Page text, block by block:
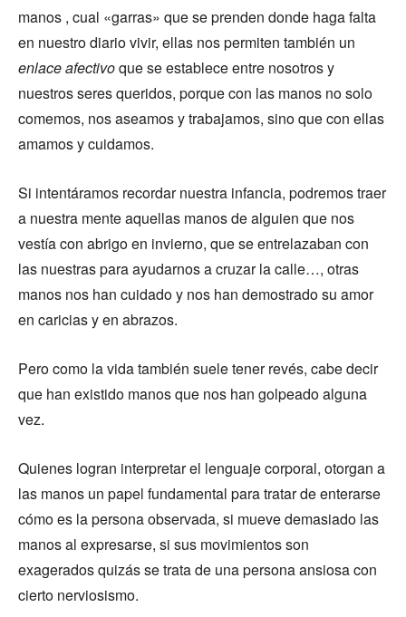
manos , cual «garras» que se prenden donde haga falta
en nuestro diario vivir, ellas nos permiten también un
enlace afectivoque se establece entre nosotros y
nuestros seres queridos, porque con las manos no solo
comemos, nos aseamos y trabajamos, sino que con ellas
amamos y cuidamos.
Si intentáramos recordar nuestra infancia, podremos traer
a nuestra mente aquellas manos de alguien que nos
vestía con abrigo en invierno, que se entrelazaban con
las nuestras para ayudarnos a cruzar la calle…, otras
manos nos han cuidado y nos han demostrado su amor
en caricias y en abrazos.
Pero como la vida también suele tener revés, cabe decir
que han existido manos que nos han golpeado alguna
vez.
Quienes logran interpretar el lenguaje corporal, otorgan a
las manos un papel fundamental para tratar de enterarse
cómo es la persona observada, si mueve demasiado las
manos al expresarse, si sus movimientos son
exagerados quizás se trata de una persona ansiosa con
cierto nerviosismo.